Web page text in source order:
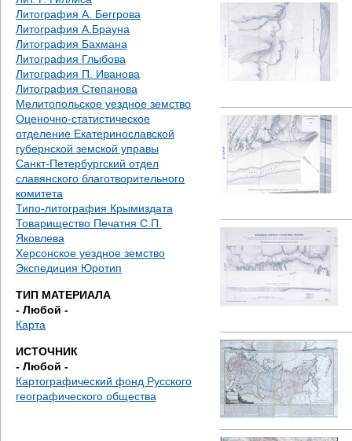
Литография А. Беггрова
Литография А.Брауна
Литография Бахмана
Литография Глыбова
Литография П. Иванова
Литография Степанова
Мелитопольское уездное земство
Оценочно-статистическое
отделение Екатеринославской
губернской земской управы
Санкт-Петербургский отдел
славянского благотворительного
комитета
Типо-литография Крымиздата
Товарищество Печатня С.П.
Яковлева
Херсонское уездное земство
Экспедиция Юротип
ТИП МАТЕРИАЛА
- Любой -
Карта
ИСТОЧНИК
- Любой -
Картографический фонд Русского
географического общества